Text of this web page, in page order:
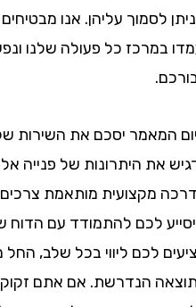
עליהן. אנו מבטיחים
כל פעולה שלנו ונפעל
יסכם את השירות שלנו
את היתרונות של פנייה אלינו.
מותאמת צרכים,
לכם להתמודד עם הדוח שאתם
לכם ליווי בכל שלב, החל
הנדרשת. אם אתם זקוקים